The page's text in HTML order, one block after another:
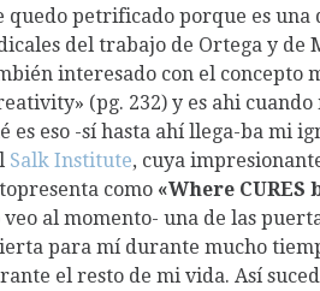
quedo petrificado porque es una
del trabajo de Ortega y de
interesado con el concepto
(pg. 232) y es ahi
es eso -sí hasta ahí llega-ba mi
Salk Institute, cuya
como «Where CURES
veo al momento- una de las
para mí durante mucho
el resto de mi vida. Así